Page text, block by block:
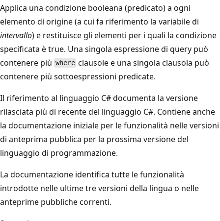
Applica una condizione booleana (predicato) a ogni
elemento di origine (a cui fa riferimento la variabile di
intervallo) e restituisce gli elementi per i quali la condizione
specificata è true. Una singola espressione di query può
contenere più where clausole e una singola clausola può
contenere più sottoespressioni predicate.
Il riferimento al linguaggio C# documenta la versione
rilasciata più di recente del linguaggio C#. Contiene anche
la documentazione iniziale per le funzionalità nelle versioni
di anteprima pubblica per la prossima versione del
linguaggio di programmazione.
La documentazione identifica tutte le funzionalità
introdotte nelle ultime tre versioni della lingua o nelle
anteprime pubbliche correnti.